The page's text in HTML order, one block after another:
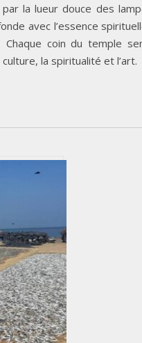
la lueur douce des
avec l’essence
coin du temple
la spiritualité et l’art.